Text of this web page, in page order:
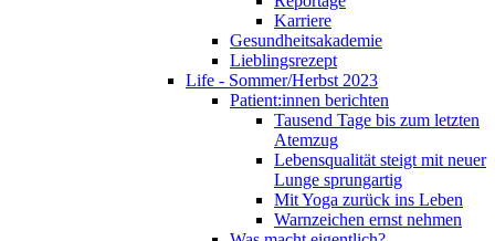
Karriere
Gesundheitsakademie
Lieblingsrezept
Life - Sommer/Herbst 2023
Patient:innen berichten
Tausend Tage bis zum letzten
Atemzug
Lebensqualität steigt mit neuer
Lunge sprungartig
Mit Yoga zurück ins Leben
Warnzeichen ernst nehmen